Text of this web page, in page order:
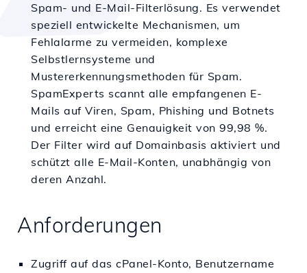
Spam- und E-Mail-Filterlösung. Es verwendet
speziell entwickelte Mechanismen, um
Fehlalarme zu vermeiden, komplexe
Selbstlernsysteme und
Mustererkennungsmethoden für Spam.
SpamExperts scannt alle empfangenen E-
Mails auf Viren, Spam, Phishing und Botnets
und erreicht eine Genauigkeit von 99,98 %.
Der Filter wird auf Domainbasis aktiviert und
schützt alle E-Mail-Konten, unabhängig von
deren Anzahl.
Anforderungen
Zugriff auf das cPanel-Konto, Benutzername